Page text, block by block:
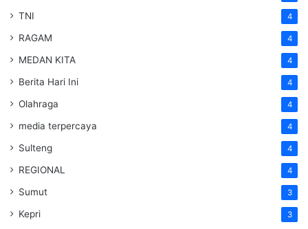
TNI 4
RAGAM 4
MEDAN KITA 4
Berita Hari Ini 4
Olahraga 4
media terpercaya 4
Sulteng 4
REGIONAL 4
Sumut 3
Kepri 3